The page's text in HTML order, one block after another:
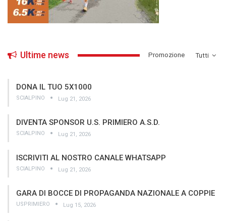
Tutti
Ultime news ­Promozione
DONA IL TUO 5X1000
SCIALPINO Lug 21, 2026
DIVENTA SPONSOR U.S. PRIMIERO A.S.D.
SCIALPINO Lug 21, 2026
ISCRIVITI AL NOSTRO CANALE WHATSAPP
SCIALPINO Lug 21, 2026
GARA DI BOCCE DI PROPAGANDA NAZIONALE A COPPIE
USPRIMIERO Lug 15, 2026